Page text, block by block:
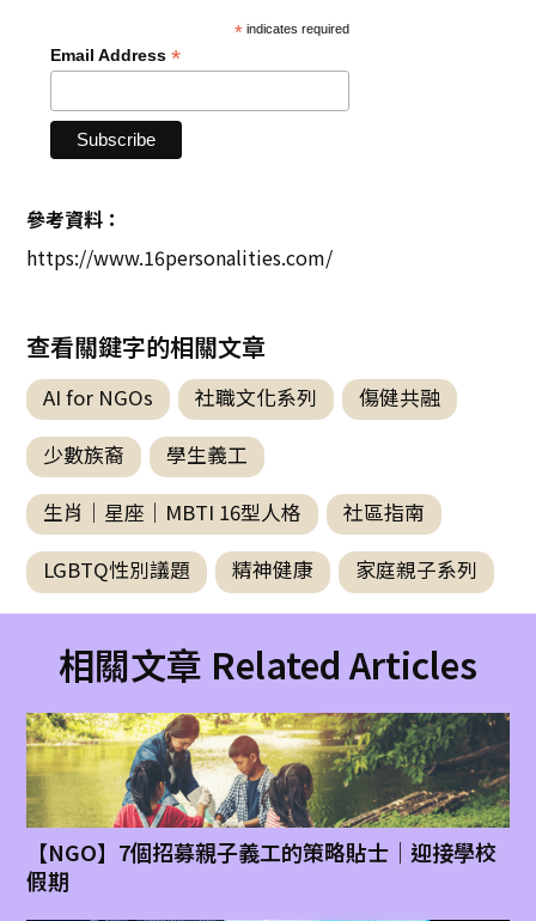
* indicates required
Email Address*
參考資料：
https://www.16personalities.com/
查看關鍵字的相關文章
AI for NGOs 社職文化系列 傷健共融
少數族裔 學生義工
生肖｜星座｜MBTI 16型人格 社區指南
LGBTQ性別議題 精神健康 家庭親子系列
相關文章 Related Articles
【NGO】7個招募親子義工的策略貼士｜迎接學校
假期